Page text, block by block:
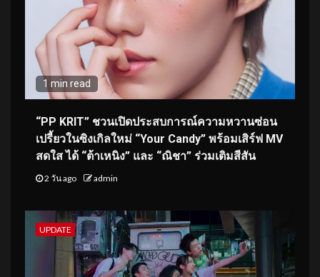
1 min read
“PP KRIT” ชวนเปิดประสบการณ์ความหวานซ่อน
เปรี้ยวในซิงเกิลใหม่ “Your Candy” พร้อมเสิร์ฟ MV
สดใส ได้ “ต้าเหนิง” และ “ณิชา” ร่วมเติมสีสัน
2 วัน ago admin
UPDATE